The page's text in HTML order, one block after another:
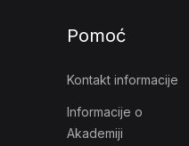
Pomoć
Kontakt informacije
Informacije o
Akademiji